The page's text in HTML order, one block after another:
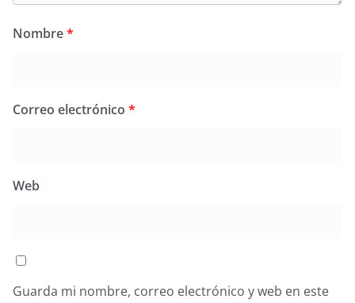
Nombre*
Correo electrónico *
Web
Guarda mi nombre, correo electrónico y web en este